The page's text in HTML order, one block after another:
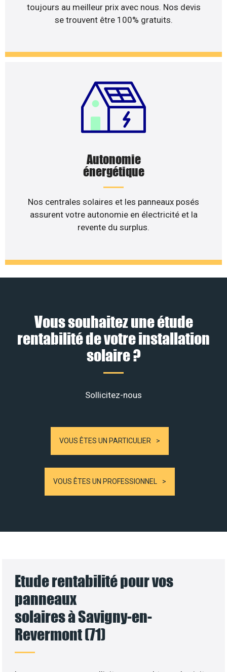
toujours au meilleur prix avec nous. Nos devis
se trouvent être 100% gratuits.
Autonomie
énergétique
Nos centrales solaires et les panneaux posés
assurent votre autonomie en électricité et la
revente du surplus.
Vous souhaitez une étude
rentabilité de votre installation
solaire ?
Sollicitez-nous
VOUS ÊTES UN PARTICULIER
VOUS ÊTES UN PROFESSIONNEL
Etude rentabilité pour vos
panneaux
solaires à Savigny-en-
Revermont (71)